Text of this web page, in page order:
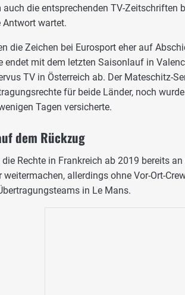
die entsprechenden TV-Zeitschriften
Antwort wartet.
die Zeichen bei Eurosport eher auf
endet mit dem letzten Saisonlauf in
TV in Österreich ab. Der Mateschitz-
für beide Länder, noch
Tagen versicherte.
dem Rückzug
Rechte in Frankreich ab 2019 bereits
allerdings ohne Vor-Ort-
in Le Mans.